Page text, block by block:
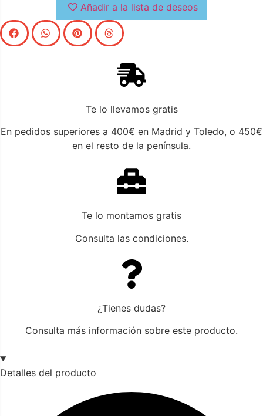
Añadir a la lista de deseos
Te lo llevamos gratis
En pedidos superiores a 400€ en Madrid y Toledo, o 450€
en el resto de la península.
Te lo montamos gratis
Consulta las condiciones.
¿Tienes dudas?
Consulta más información sobre este producto.
Detalles del producto